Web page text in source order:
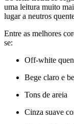
uma leitura muito
lugar a neutros
Entre as melhores
se:
Off-white
Bege claro e
Tons de areia
Cinza suave